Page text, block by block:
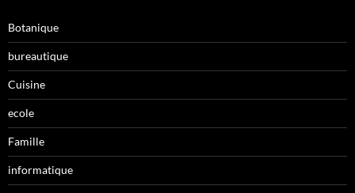
Botanique
bureautique
Cuisine
ecole
Famille
informatique